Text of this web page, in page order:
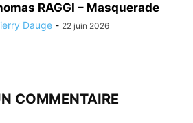
RAGGI – Masquerade
Dauge - 22 juin 2026
COMMENTAIRE